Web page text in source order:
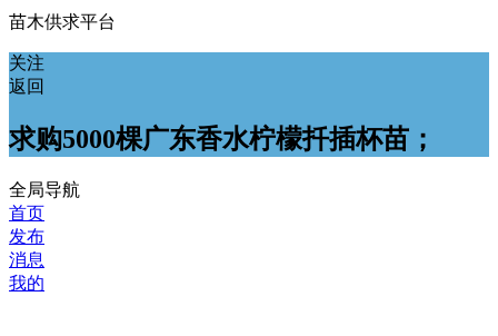
苗木供求平台
关注
返回
求购5000棵广东香水柠檬扦插杯苗；
全局导航
首页
发布
消息
我的